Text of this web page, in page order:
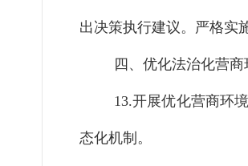
出决策执行建议。严格实
四、优化法治化营商
13.开展优化营商环
态化机制。